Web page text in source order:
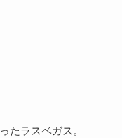
たラスベガス。